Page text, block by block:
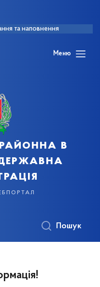
та наповнення
Меню
в
Пошук